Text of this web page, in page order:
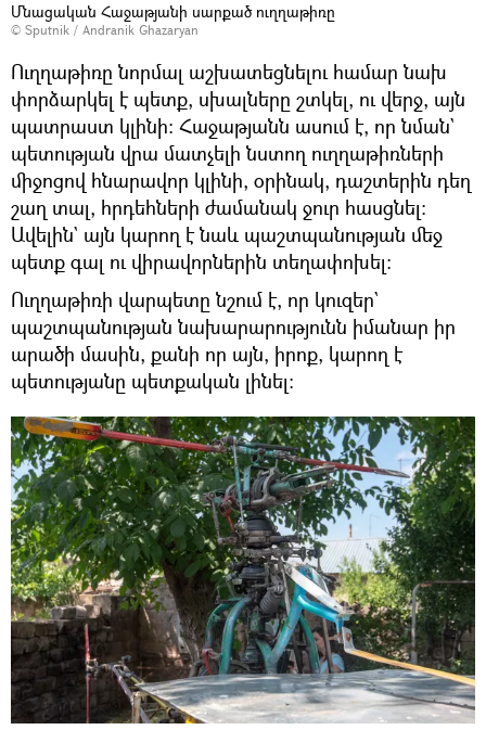
Մնացական Հաջաթյանի սարքած ուղղաթիռը
© Sputnik / Andranik Ghazaryan
Ուղղաթիռը նորմալ աշխատեցնելու համար նախ
փորձարկել է պետք, սխալները շտկել, ու վերջ, այն
պատրաստ կլինի։ Հաջաթյանն ասում է, որ նման`
պետության վրա մատչելի նստող ուղղաթիռների
միջոցով հնարավոր կլինի, օրինակ, դաշտերին դեղ
շաղ տալ, հրդեհների ժամանակ ջուր հասցնել։
Ավելին` այն կարող է նաև պաշտպանության մեջ
պետք գալ ու վիրավորներին տեղափոխել։
Ուղղաթիռի վարպետը նշում է, որ կուզեր`
պաշտպանության նախարարությունն իմանար իր
արածի մասին, քանի որ այն, իրոք, կարող է
պետությանը պետքական լինել։